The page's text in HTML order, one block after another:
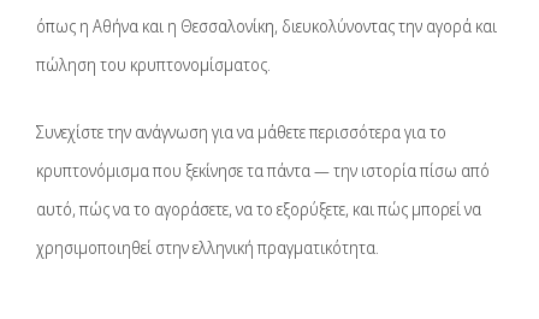
όπως η Αθήνα και η Θεσσαλονίκη, διευκολύνοντας την αγορά και
πώληση του κρυπτονομίσματος.
Συνεχίστε την ανάγνωση για να μάθετε περισσότερα για το
κρυπτονόμισμα που ξεκίνησε τα πάντα — την ιστορία πίσω από
αυτό, πώς να το αγοράσετε, να το εξορύξετε, και πώς μπορεί να
χρησιμοποιηθεί στην ελληνική πραγματικότητα.